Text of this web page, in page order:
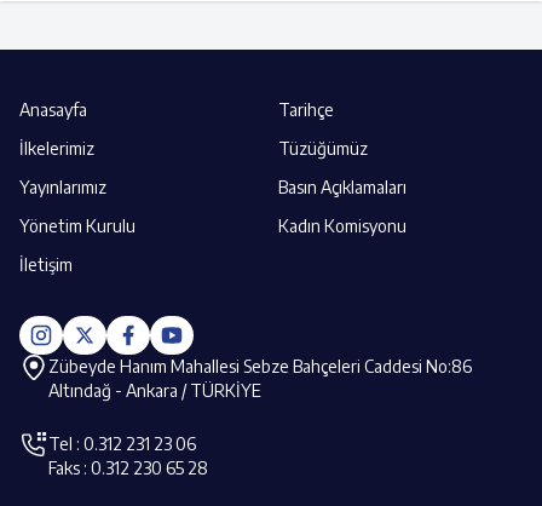
Anasayfa
Tarihçe
İlkelerimiz
Tüzüğümüz
Yayınlarımız
Basın Açıklamaları
Yönetim Kurulu
Kadın Komisyonu
İletişim
Zübeyde Hanım Mahallesi Sebze Bahçeleri Caddesi No:86
Altındağ - Ankara / TÜRKİYE
Tel : 0.312 231 23 06
Faks : 0.312 230 65 28